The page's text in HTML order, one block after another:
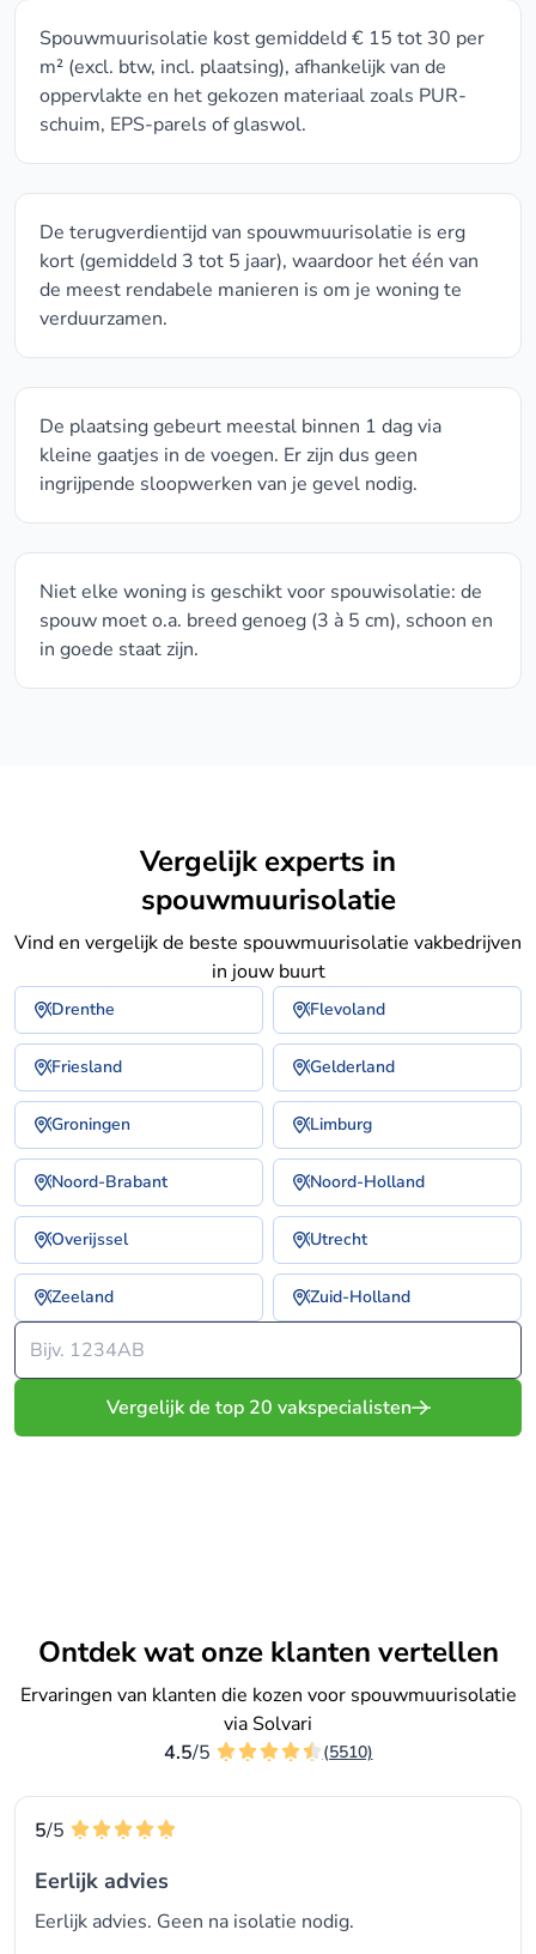
Spouwmuurisolatie kost gemiddeld € 15 tot 30 per
m² (excl. btw, incl. plaatsing), afhankelijk van de
oppervlakte en het gekozen materiaal zoals PUR-
schuim, EPS-parels of glaswol.
De terugverdientijd van spouwmuurisolatie is erg
kort (gemiddeld 3 tot 5 jaar), waardoor het één van
de meest rendabele manieren is om je woning te
verduurzamen.
De plaatsing gebeurt meestal binnen 1 dag via
kleine gaatjes in de voegen. Er zijn dus geen
ingrijpende sloopwerken van je gevel nodig.
Niet elke woning is geschikt voor spouwisolatie: de
spouw moet o.a. breed genoeg (3 à 5 cm), schoon en
in goede staat zijn.
Vergelijk experts in
spouwmuurisolatie
Vind en vergelijk de beste spouwmuurisolatie vakbedrijven
in jouw buurt
Drenthe Flevoland
Friesland Gelderland
Groningen Limburg
Noord-Brabant Noord-Holland
Overijssel Utrecht
Zeeland Zuid-Holland
Vergelijk de top 20 vakspecialisten
Ontdek wat onze klanten vertellen
Ervaringen van klanten die kozen voor spouwmuurisolatie
via Solvari
4.5/5 (5510)
5/5
Eerlijk advies
Eerlijk advies. Geen na isolatie nodig.